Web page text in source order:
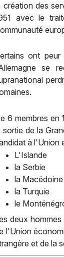
création des
avec le
ont
se
6 membres en
sortie de la
à l'Union
L'Islande
la Serbie
la Macédoine
la Turquie
le
deux
l'Union
et de la